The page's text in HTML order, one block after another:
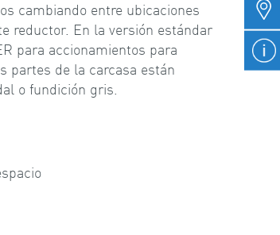
cambiando entre ubicaciones
reductor. En la versión estándar
para accionamientos para
partes de la carcasa están
o fundición gris.